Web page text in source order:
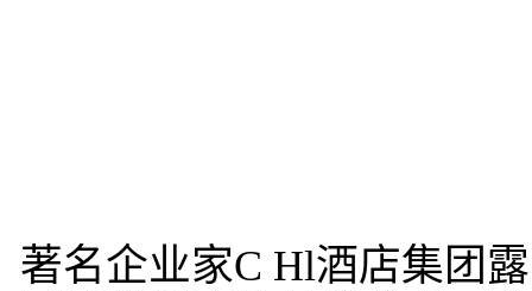
著名企业家C Hl酒店集团